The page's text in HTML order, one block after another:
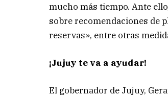
mucho más tiempo. Ante
sobre recomendaciones de
reservas», entre otras
¡Jujuy te va a ayudar!
El gobernador de Jujuy,